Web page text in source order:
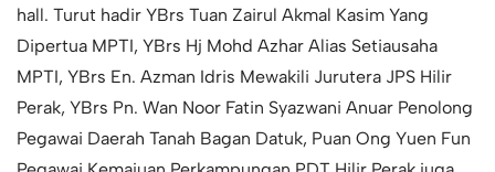
hall. Turut hadir YBrs Tuan Zairul Akmal Kasim Yang
Dipertua MPTI, YBrs Hj Mohd Azhar Alias Setiausaha
MPTI, YBrs En. Azman Idris Mewakili Jurutera JPS Hilir
Perak, YBrs Pn. Wan Noor Fatin Syazwani Anuar Penolong
Pegawai Daerah Tanah Bagan Datuk, Puan Ong Yuen Fun